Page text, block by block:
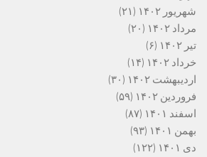
شهریور ۱۴۰۲
(۲۱)
مرداد ۱۴۰۲
(۲۰)
تیر ۱۴۰۲
(۶)
خرداد ۱۴۰۲
(۱۴)
اردیبهشت ۱۴۰۲
(۳۰)
فروردین ۱۴۰۲
(۵۹)
اسفند ۱۴۰۱
(۸۷)
بهمن ۱۴۰۱
(۹۳)
دی ۱۴۰۱
(۱۲۲)